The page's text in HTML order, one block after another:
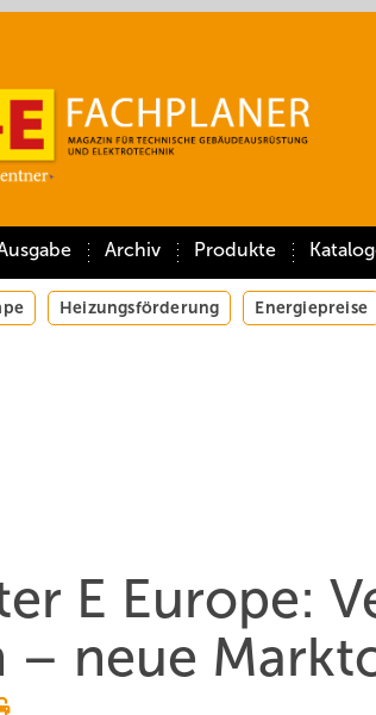
Archiv Produkte
Heizungsförderung Energiepreise
E Europe:
– neue